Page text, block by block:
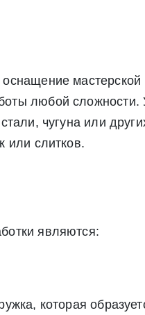
любой сложности.
чугуна или
или слитков.
являются:
которая